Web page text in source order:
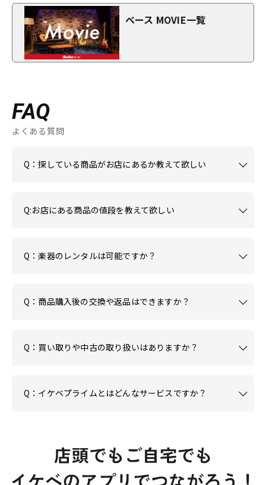
ベース MOVIE一覧
FAQ
よくある質問
Q：探している商品がお店にあるか教えて欲しい
Q:お店にある商品の値段を教えて欲しい
Q：楽器のレンタルは可能ですか？
Q：商品購入後の交換や返品はできますか？
Q：買い取りや中古の取り扱いはありますか？
Q：イケベプライムとはどんなサービスですか？